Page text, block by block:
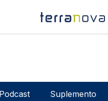
Podcast Suplemento